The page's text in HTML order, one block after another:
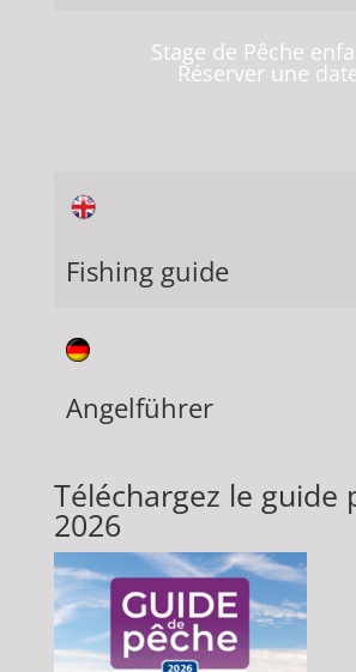
Stage de Pêche
Réserver une
Fishing guide
Angelführer
Téléchargez le guide
2026